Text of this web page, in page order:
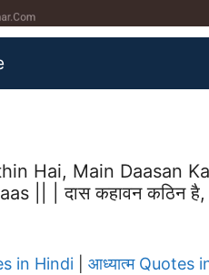
Hai, Main Daasan
|| | दास कहावन कठिन है,
in Hindi आध्यात्म Quotes